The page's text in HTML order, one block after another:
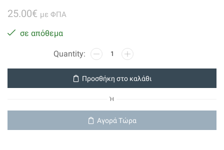
25.00€ με ΦΠΑ
σε απόθεμα
Condor
V100
ψηφιακή
εσωτερική
κεραία
Προσθήκη στο καλάθι
Ή
Αγορά Τώρα